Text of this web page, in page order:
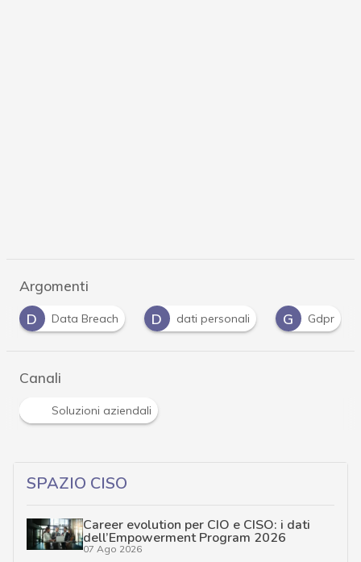
Argomenti
D
Data Breach D dati personali G Gdpr
Canali
Soluzioni aziendali
SPAZIO CISO
Career evolution per CIO e CISO: i dati
dell’Empowerment Program 2026
07 Ago 2026